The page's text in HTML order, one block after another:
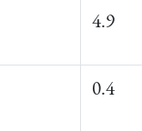
4.9
0.4